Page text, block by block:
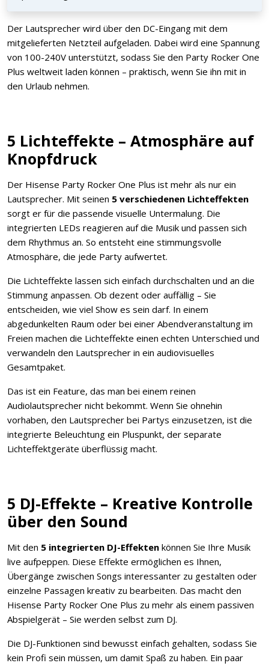
Der Lautsprecher wird über den DC-Eingang mit dem
mitgelieferten Netzteil aufgeladen. Dabei wird eine Spannung
von 100-240V unterstützt, sodass Sie den Party Rocker One
Plus weltweit laden können – praktisch, wenn Sie ihn mit in
den Urlaub nehmen.
5 Lichteffekte – Atmosphäre auf
Knopfdruck
Der Hisense Party Rocker One Plus ist mehr als nur ein
Lautsprecher. Mit seinen 5 verschiedenen Lichteffekten
sorgt er für die passende visuelle Untermalung. Die
integrierten LEDs reagieren auf die Musik und passen sich
dem Rhythmus an. So entsteht eine stimmungsvolle
Atmosphäre, die jede Party aufwertet.
Die Lichteffekte lassen sich einfach durchschalten und an die
Stimmung anpassen. Ob dezent oder auffällig – Sie
entscheiden, wie viel Show es sein darf. In einem
abgedunkelten Raum oder bei einer Abendveranstaltung im
Freien machen die Lichteffekte einen echten Unterschied und
verwandeln den Lautsprecher in ein audiovisuelles
Gesamtpaket.
Das ist ein Feature, das man bei einem reinen
Audiolautsprecher nicht bekommt. Wenn Sie ohnehin
vorhaben, den Lautsprecher bei Partys einzusetzen, ist die
integrierte Beleuchtung ein Pluspunkt, der separate
Lichteffektgeräte überflüssig macht.
5 DJ-Effekte – Kreative Kontrolle
über den Sound
Mit den 5 integrierten DJ-Effekten können Sie Ihre Musik
live aufpeppen. Diese Effekte ermöglichen es Ihnen,
Übergänge zwischen Songs interessanter zu gestalten oder
einzelne Passagen kreativ zu bearbeiten. Das macht den
Hisense Party Rocker One Plus zu mehr als einem passiven
Abspielgerät – Sie werden selbst zum DJ.
Die DJ-Funktionen sind bewusst einfach gehalten, sodass Sie
kein Profi sein müssen, um damit Spaß zu haben. Ein paar